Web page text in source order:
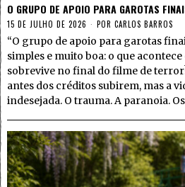
O GRUPO DE APOIO PARA GAROTAS
15 DE JULHO DE 2026 POR CARLOS BARROS
“O grupo de apoio para garotas
simples e muito boa: o que
sobrevive no final do filme de
antes dos créditos subirem, mas a
indesejada. O trauma. A paranoia.